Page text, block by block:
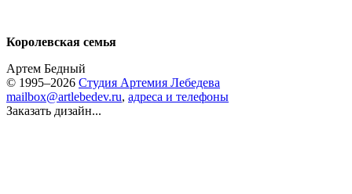
Королевская семья
Артем Бедный
© 1995–2026 Студия Артемия Лебедева
mailbox@artlebedev.ru, адреса и телефоны
Заказать дизайн...